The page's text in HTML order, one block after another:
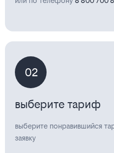
02
выберите тариф
выберите понравившийся
заявку